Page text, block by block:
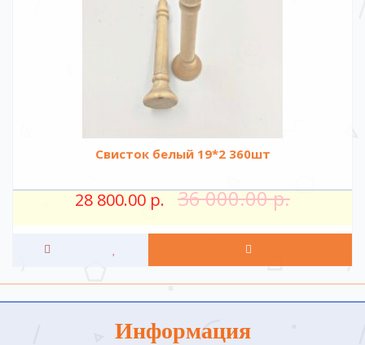
Свисток белый 19*2 360шт
28 800.00 р. 36 000.00 р.
Информация